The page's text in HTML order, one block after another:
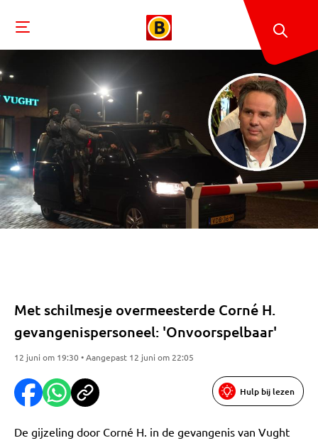
Met schilmesje overmeesterde Corné H.
gevangenispersoneel: 'Onvoorspelbaar'
12 juni om 19:30 • Aangepast 12 juni om 22:05
Hulp bij lezen
De gijzeling door Corné H. in de gevangenis van Vught